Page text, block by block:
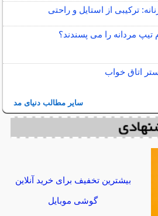
ترکیبی از استایل و راحتی
تیپ مردانه را می پسندند؟
اتاق خواب
سایر مطالب دنیای مد
بیشترین تخفیف برای خرید آنلاین
گوشی موبایل